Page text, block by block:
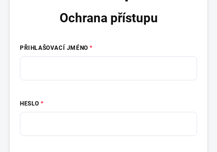
Ochrana přístupu
PŘIHLAŠOVACÍ JMÉNO
HESLO